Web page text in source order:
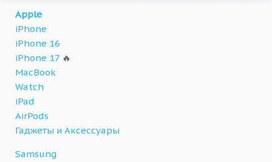
Apple
iPhone
iPhone 16
iPhone 17 🔥
MacBook
Watch
iPad
AirPods
Гаджеты и Аксессуары
Samsung